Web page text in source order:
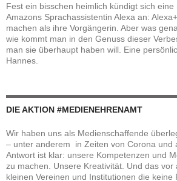
Fest ein bisschen heimlich kündigt sich
Amazons Sprachassistentin Alexa an:
machen als ihre Vorgängerin. Aber was
wie kommt man in den Genuss dieser
man sie überhaupt haben will. Eine
Hannes.
DIE AKTION #MEDIENEHRENAMT
Wir haben uns als Medienschaffende
– unter anderem in Zeiten von Corona und
Antwort ist klar: unsere Kompetenzen und
zu machen. Unsere Kreativität. Und das vor
kleinen Vereinen und Institutionen die keine